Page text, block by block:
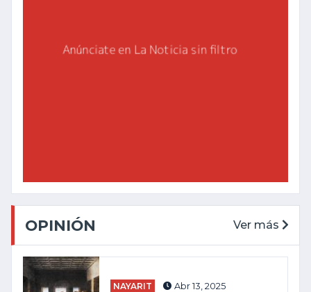
OPINIÓN Ver más
NAYARIT Abr 13, 2025